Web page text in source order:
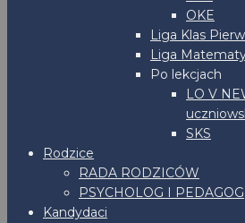
OKE
Liga Klas
Liga
Po lekcjach
LO V
SKS
Rodzice
RADA RODZICÓW
PSYCHOLOG I PEDAGOG
Kandydaci